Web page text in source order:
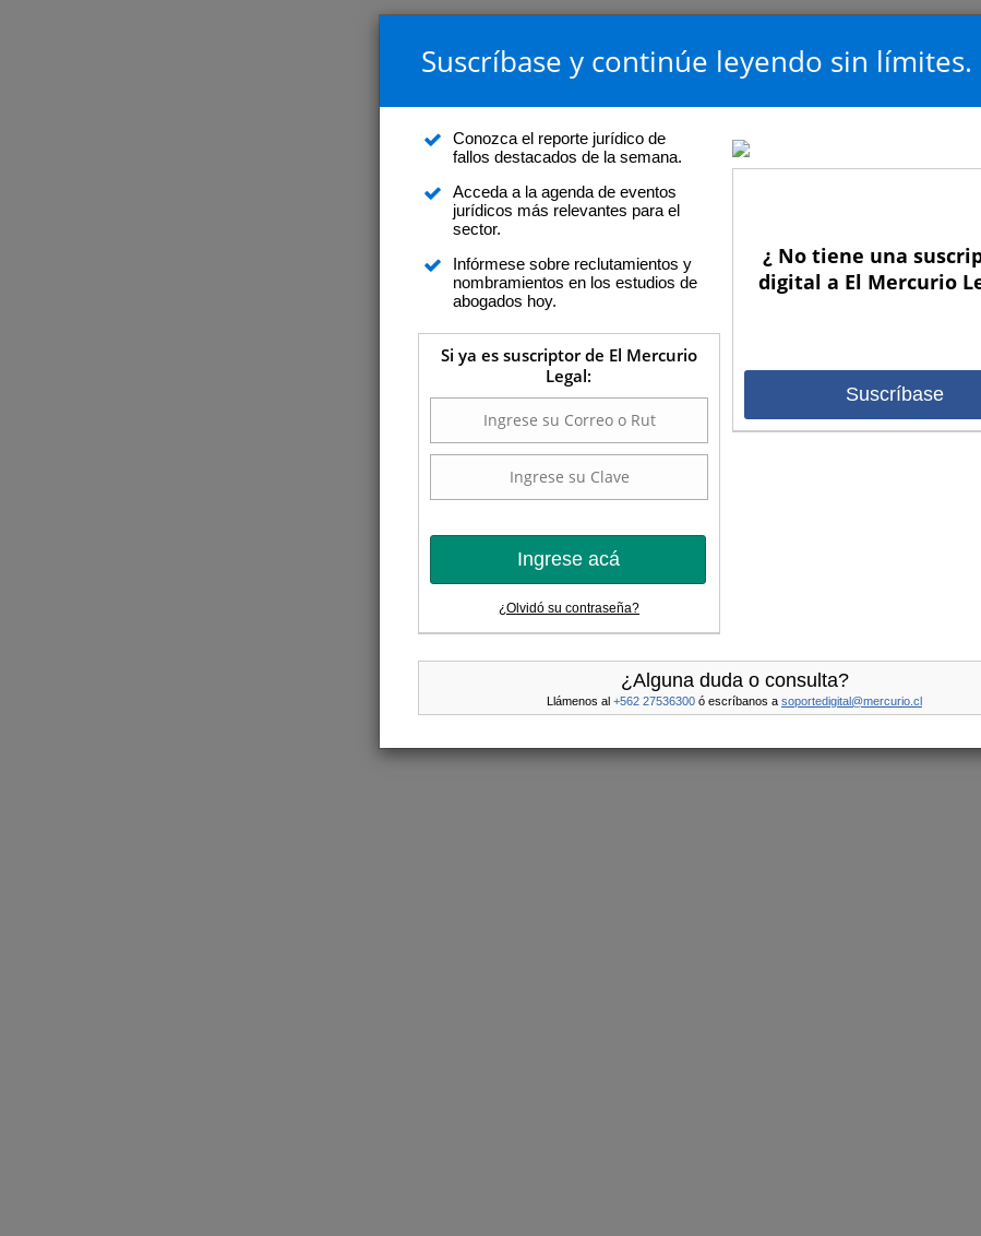
Suscríbase y continúe leyendo sin límites.
Conozca el reporte jurídico de
fallos destacados de la semana.
Acceda a la agenda de eventos
jurídicos más relevantes para el
sector.
Infórmese sobre reclutamientos y
nombramientos en los estudios de
abogados hoy.
Si ya es suscriptor de El Mercurio
Legal:
Ingrese acá
¿Olvidó su contraseña?
¿ No tiene una
digital a El Mercurio
Suscríbase
¿Alguna duda o consulta?
Llámenos al +562 27536300 ó escríbanos a soportedigital@mercurio.cl